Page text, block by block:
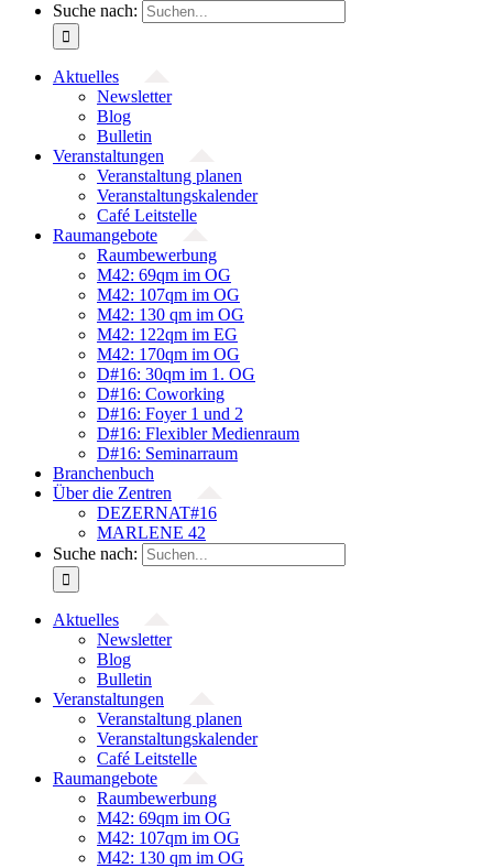
Suche nach:
Aktuelles
Newsletter
Blog
Bulletin
Veranstaltungen
Veranstaltung planen
Veranstaltungskalender
Café Leitstelle
Raumangebote
Raumbewerbung
M42: 69qm im OG
M42: 107qm im OG
M42: 130 qm im OG
M42: 122qm im EG
M42: 170qm im OG
D#16: 30qm im 1. OG
D#16: Coworking
D#16: Foyer 1 und 2
D#16: Flexibler Medienraum
D#16: Seminarraum
Branchenbuch
Über die Zentren
DEZERNAT#16
MARLENE 42
Suche nach:
Aktuelles
Newsletter
Blog
Bulletin
Veranstaltungen
Veranstaltung planen
Veranstaltungskalender
Café Leitstelle
Raumangebote
Raumbewerbung
M42: 69qm im OG
M42: 107qm im OG
M42: 130 qm im OG